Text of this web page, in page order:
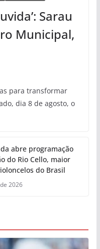
Sarau
Municipal,
para transformar
dia 8 de agosto, o
abre programação
do Rio Cello, maior
do Brasil
2026